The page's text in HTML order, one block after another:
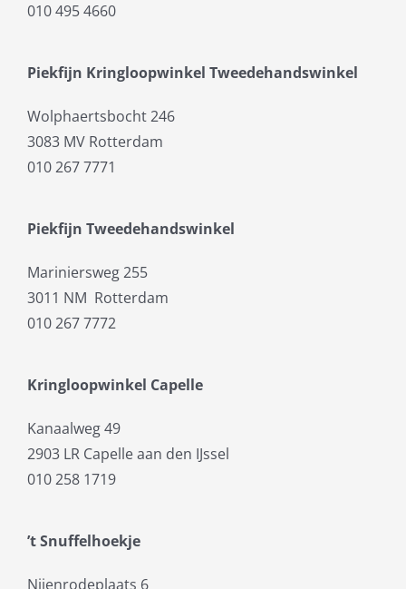
010 495 4660
Piekfijn Kringloopwinkel Tweedehandswinkel
Wolphaertsbocht 246
3083 MV Rotterdam
010 267 7771
Piekfijn Tweedehandswinkel
Mariniersweg 255
3011 NM Rotterdam
010 267 7772
Kringloopwinkel Capelle
Kanaalweg 49
2903 LR Capelle aan den IJssel
010 258 1719
’t Snuffelhoekje
Nijenrodeplaats 6